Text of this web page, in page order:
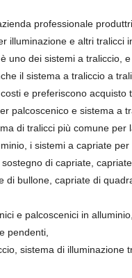
professionale
illuminazione e altri tralicci
uno dei sistemi a
il sistema a traliccio a
e preferiscono
palcoscenico e sistema a
di tralicci più comune
i sistemi a capriate
di capriate,
di bullone, capriate di
e palcoscenici in
pendenti,
sistema di